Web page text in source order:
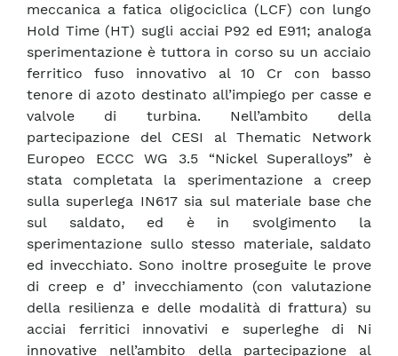
meccanica a fatica oligociclica (LCF) con lungo
Hold Time (HT) sugli acciai P92 ed E911; analoga
sperimentazione è tuttora in corso su un acciaio
ferritico fuso innovativo al 10 Cr con basso
tenore di azoto destinato all’impiego per casse e
valvole di turbina. Nell’ambito della
partecipazione del CESI al Thematic Network
Europeo ECCC WG 3.5 “Nickel Superalloys” è
stata completata la sperimentazione a creep
sulla superlega IN617 sia sul materiale base che
sul saldato, ed è in svolgimento la
sperimentazione sullo stesso materiale, saldato
ed invecchiato. Sono inoltre proseguite le prove
di creep e d’ invecchiamento (con valutazione
della resilienza e delle modalità di frattura) su
acciai ferritici innovativi e superleghe di Ni
innovative nell’ambito della partecipazione al